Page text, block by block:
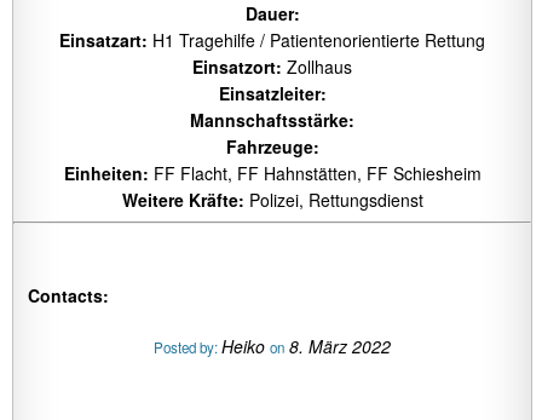
Dauer:
Einsatzart: H1 Tragehilfe / Patientenorientierte Rettung
Einsatzort: Zollhaus
Einsatzleiter:
Mannschaftsstärke:
Fahrzeuge:
Einheiten: FF Flacht, FF Hahnstätten, FF Schiesheim
Weitere Kräfte: Polizei, Rettungsdienst
Contacts:
Posted by:Heiko on 8. März 2022